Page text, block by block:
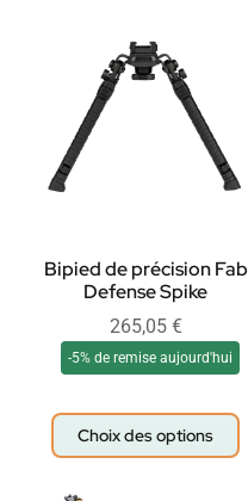
Bipied de précision Fab
Defense Spike
265,05 €
-5% de remise aujourd'hui
Choix des options